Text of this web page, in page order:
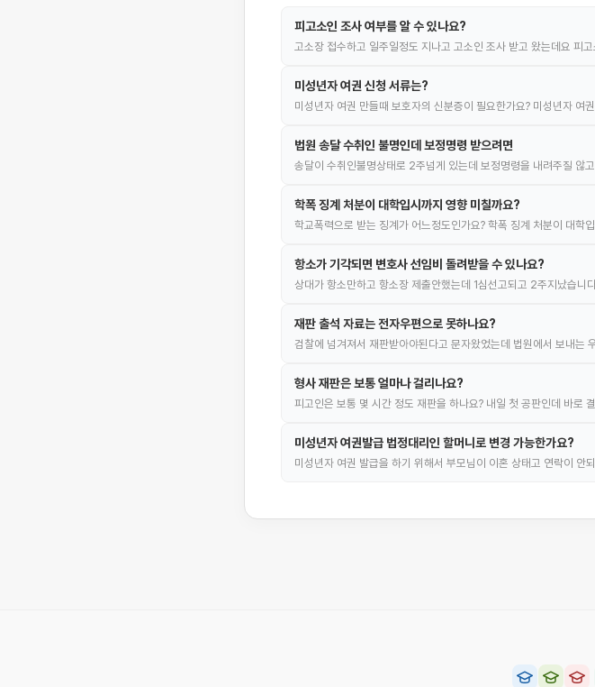
피고소인 조사 여부를 알 수 있나요?
고소장 접수하고 일주일정도 지나고 고소인 조사 받고 왔는데요 피
미성년자 여권 신청 서류는?
미성년자 여권 만들때 보호자의 신분증이 필요한가요? 미성년자 여
법원 송달 수취인 불명인데 보정명령 받으려면
송달이 수취인불명상태로 2주넘게 있는데 보정명령을 내려주질 않
학폭 징계 처분이 대학입시까지 영향 미칠까요?
학교폭력으로 받는 징계가 어느정도인가요? 학폭 징계 처분이 대학
항소가 기각되면 변호사 선임비 돌려받을 수 있나요?
상대가 항소만하고 항소장 제출안했는데 1심선고되고 2주지났습니
재판 출석 자료는 전자우편으로 못하나요?
검찰에 넘겨져서 재판받아야된다고 문자왔었는데 법원에서 보내는
형사 재판은 보통 얼마나 걸리나요?
피고인은 보통 몇 시간 정도 재판을 하나요? 내일 첫 공판인데 바로
미성년자 여권발급 법정대리인 할머니로 변경 가능한가요?
미성년자 여권 발급을 하기 위해서 부모님이 이혼 상태고 연락이 안